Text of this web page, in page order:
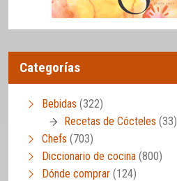
Categorías
Bebidas (322)
Recetas de Cócteles (33)
Chefs (703)
Diccionario de cocina (800)
Dónde comprar (124)